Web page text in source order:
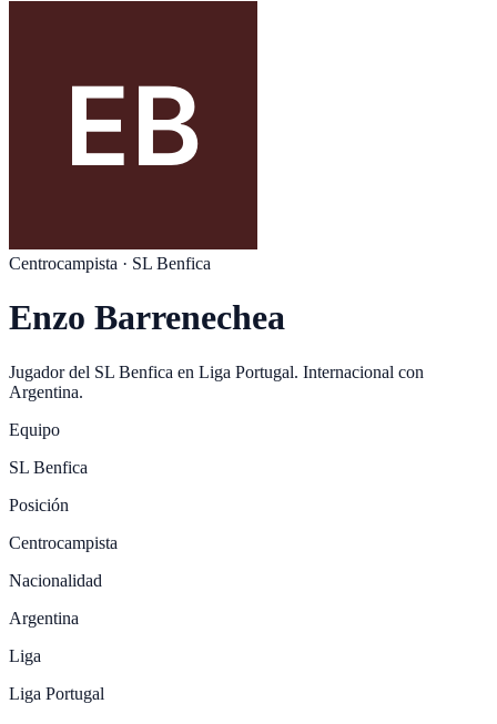
Centrocampista · SL Benfica
Enzo Barrenechea
Jugador del SL Benfica en Liga Portugal. Internacional con
Argentina.
Equipo
SL Benfica
Posición
Centrocampista
Nacionalidad
Argentina
Liga
Liga Portugal